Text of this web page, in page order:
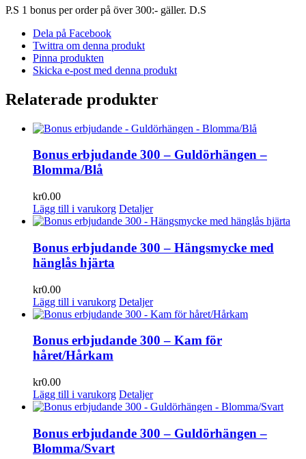
P.S 1 bonus per order på över 300:- gäller. D.S
Dela på Facebook
Twittra om denna produkt
Pinna produkten
Skicka e-post med denna produkt
Relaterade produkter
Bonus erbjudande 300 – Guldörhängen –
Blomma/Blå
kr0.00
Lägg till i varukorg Detaljer
Bonus erbjudande 300 – Hängsmycke med
hänglås hjärta
kr0.00
Lägg till i varukorg Detaljer
Bonus erbjudande 300 – Kam för
håret/Hårkam
kr0.00
Lägg till i varukorg Detaljer
Bonus erbjudande 300 – Guldörhängen –
Blomma/Svart